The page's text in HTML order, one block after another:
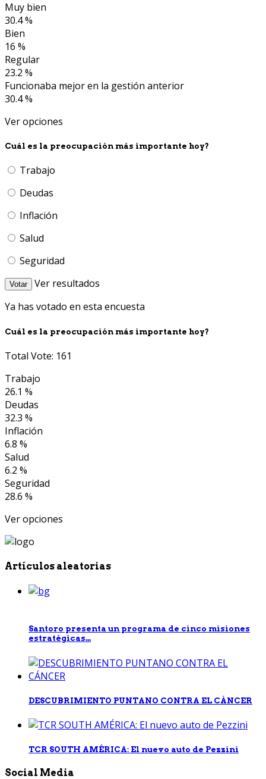
Muy bien
30.4 %
Bien
16 %
Regular
23.2 %
Funcionaba mejor en la gestión anterior
30.4 %
Ver opciones
Cuál es la preocupación más importante hoy?
Trabajo
Deudas
Inflación
Salud
Seguridad
Votar
Ver resultados
Ya has votado en esta encuesta
Cuál es la preocupación más importante hoy?
Total Vote: 161
Trabajo
26.1 %
Deudas
32.3 %
Inflación
6.8 %
Salud
6.2 %
Seguridad
28.6 %
Ver opciones
Artículos aleatorias
Santoro presenta un programa de cinco misiones
estratégicas...
DESCUBRIMIENTO PUNTANO CONTRA EL CÁNCER
TCR SOUTH AMÉRICA: El nuevo auto de Pezzini
Social Media